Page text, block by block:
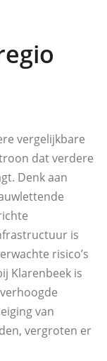
vergelijkbare
dat verdere
Denk aan
is
risico’s
Klarenbeek is
van
vergroten er